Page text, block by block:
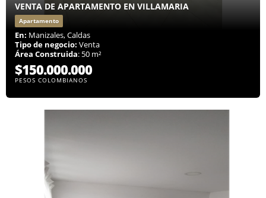
VENTA DE APARTAMENTO EN VILLAMARIA
Apartamento
En: Manizales, Caldas
Tipo de negocio: Venta
Área Construida: 50 m²
$150.000.000
PESOS COLOMBIANOS